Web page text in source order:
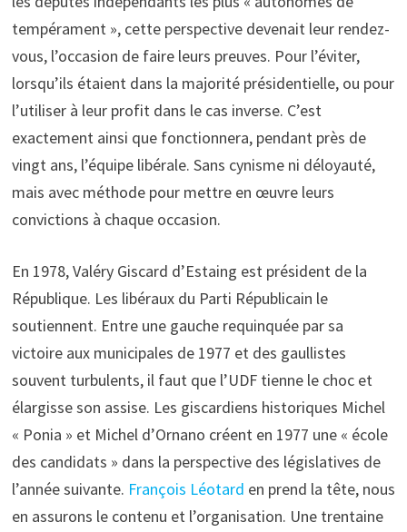
tempérament », cette perspective devenait leur rendez-
vous, l’occasion de faire leurs preuves. Pour l’éviter,
lorsqu’ils étaient dans la majorité présidentielle, ou pour
l’utiliser à leur profit dans le cas inverse. C’est
exactement ainsi que fonctionnera, pendant près de
vingt ans, l’équipe libérale. Sans cynisme ni déloyauté,
mais avec méthode pour mettre en œuvre leurs
convictions à chaque occasion.
En 1978, Valéry Giscard d’Estaing est président de la
République. Les libéraux du Parti Républicain le
soutiennent. Entre une gauche requinquée par sa
victoire aux municipales de 1977 et des gaullistes
souvent turbulents, il faut que l’UDF tienne le choc et
élargisse son assise. Les giscardiens historiques Michel
« Ponia » et Michel d’Ornano créent en 1977 une « école
des candidats » dans la perspective des législatives de
l’année suivante. François Léotard en prend la tête, nous
en assurons le contenu et l’organisation. Une trentaine